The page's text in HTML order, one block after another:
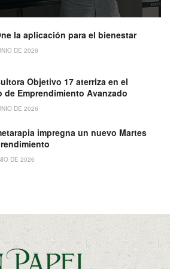
la aplicación para el bienestar
DE 2026
Objetivo 17 aterriza en el
de Emprendimiento Avanzado
DE 2026
impregna un nuevo Martes
DE 2026